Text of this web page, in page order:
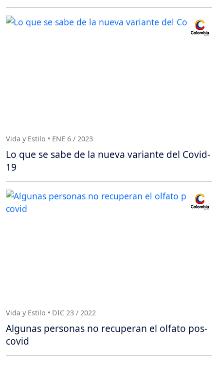
Vida y Estilo • ENE 6 / 2023
Lo que se sabe de la nueva variante del Covid-
19
Vida y Estilo • DIC 23 / 2022
Algunas personas no recuperan el olfato pos-
covid